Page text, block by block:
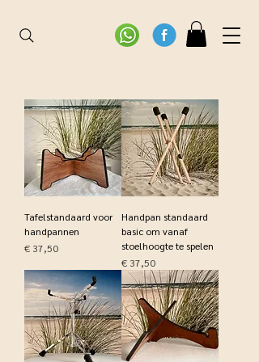
Tafelstandaard voor
handpannen
Prijs
€ 37,50
Handpan standaard
basic om vanaf
stoelhoogte te spelen
Prijs
€ 37,50